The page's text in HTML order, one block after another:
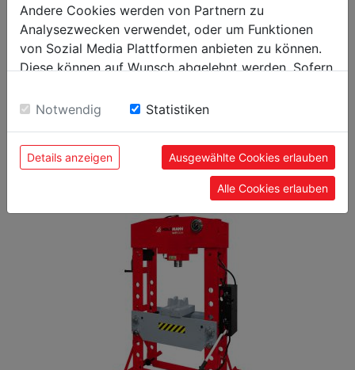
Verpackungslänge in mm
Allgemeine Daten
Andere Cookies werden von Partnern zu
Analysezwecken verwendet, oder um Funktionen
von Sozial Media Plattformen anbieten zu können.
Diese können auf Wunsch abgelehnt werden. Sofern
Einwilligung zu unseren Cookies.
Notwendig Statistiken
Details anzeigen Ausgewählte Cookies erlauben
Alle Cookies erlauben